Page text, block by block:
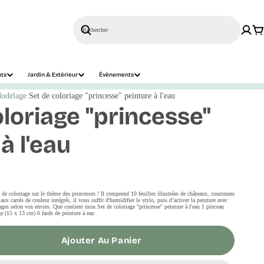
Jardin & Extérieur Évènements
Rechercher
Set de coloriage "princesse" peinture à l'eau
"princesse"
l'eau
coloriage sur le thème des princesses ! Il comprend 10 feuilles illustrées de châteaux, couronnes
carrés de couleur intégrés, il vous suffit d'humidifier le stylo, puis d’activer la peinture avec
selon vos envies. Que contient mon Set de coloriage "princesse" peinture à l'eau 1 pinceau
(15 x 13 cm) 6 fards de peinture à eau
Ajouter Au Panier